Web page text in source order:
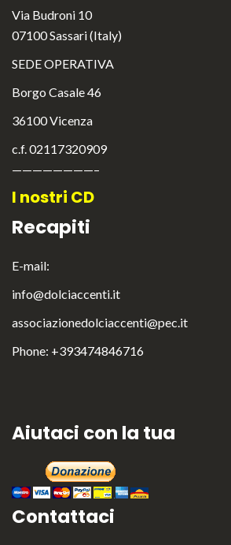
Via Budroni 10
07100 Sassari (Italy)
SEDE OPERATIVA
Borgo Casale 46
36100 Vicenza
c.f. 02117320909
————————–
I nostri CD
Recapiti
E-mail:
info@dolciaccenti.it
associazionedolciaccenti@pec.it
Phone: +393474846716
Aiutaci con la tua
Contattaci
English
Italiano